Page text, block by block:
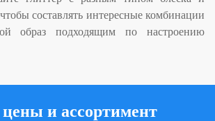
составлять интересные комбинации
образ подходящим по настроению
и ассортимент